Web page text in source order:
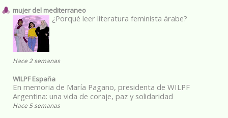
mujer del mediterraneo
¿Porqué leer literatura feminista árabe?
Hace 2 semanas
WILPF España
En memoria de María Pagano, presidenta de WILPF
Argentina: una vida de coraje, paz y solidaridad
Hace 5 semanas